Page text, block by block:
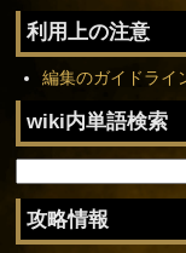
利用上の注意
編集のガイドライ
wiki内単語検索
攻略情報